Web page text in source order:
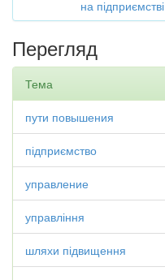
на підприємстві
Перегляд
Тема
пути повышения
підприємство
управление
управління
шляхи підвищення